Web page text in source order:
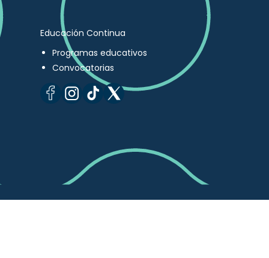
Educación Continua
Programas educativos
Convocatorias